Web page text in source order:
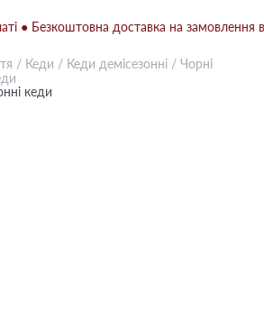
доставка на замовлення
/ Кеди / Кеди демісезонні / Чорні
кеди